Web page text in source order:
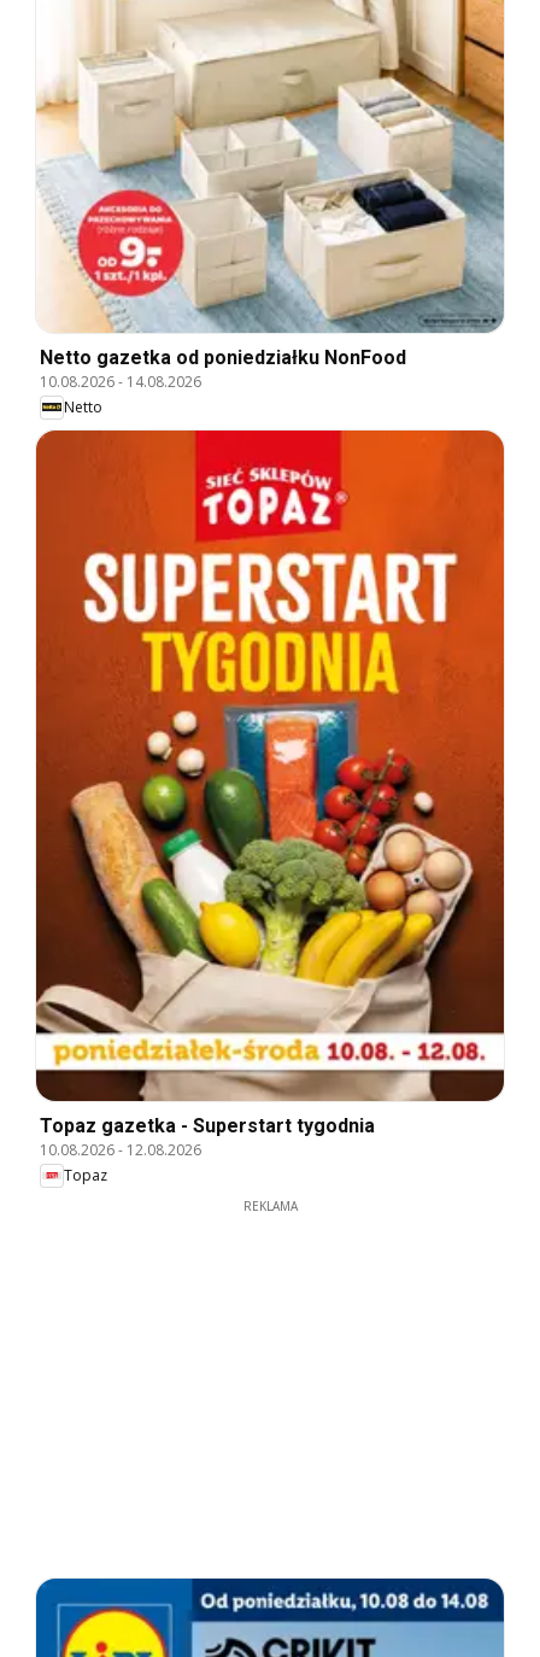
Netto gazetka od poniedziałku NonFood
10.08.2026- 14.08.2026
Netto
Topaz gazetka - Superstart tygodnia
10.08.2026- 12.08.2026
Topaz
REKLAMA